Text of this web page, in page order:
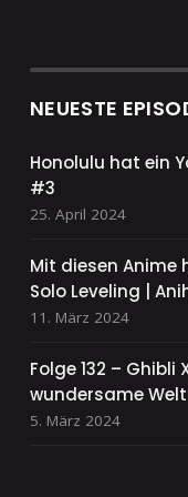
NEUESTE
Honolulu hat ein
#3
25. April 2024
Mit diesen Anime
Solo Leveling |
11. März 2024
Folge 132 – Ghibli
wundersame
5. März 2024